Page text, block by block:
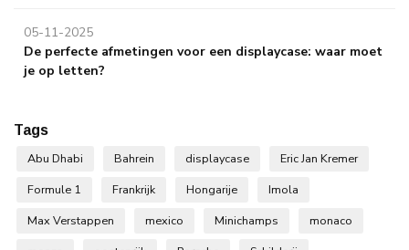
05-11-2025
De perfecte afmetingen voor een displaycase: waar moet
je op letten?
Tags
Abu Dhabi
Bahrein displaycase
Eric Jan Kremer
Formule 1
Frankrijk Hongarije
Imola
Max Verstappen
mexico Minichamps
monaco